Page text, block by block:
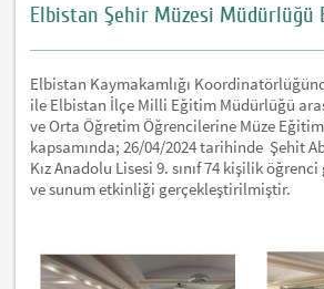
Elbistan Şehir Müzesi
Elbistan Kaymakamlığı
ile Elbistan İlçe Milli Eğitim Müdürlüğü
ve Orta Öğretim Öğrencilerine Müze
kapsamında; 26/04/2024 tarihinde Şehit
Kız Anadolu Lisesi 9. sınıf 74 kişilik
ve sunum etkinliği gerçekleştirilmiştir.